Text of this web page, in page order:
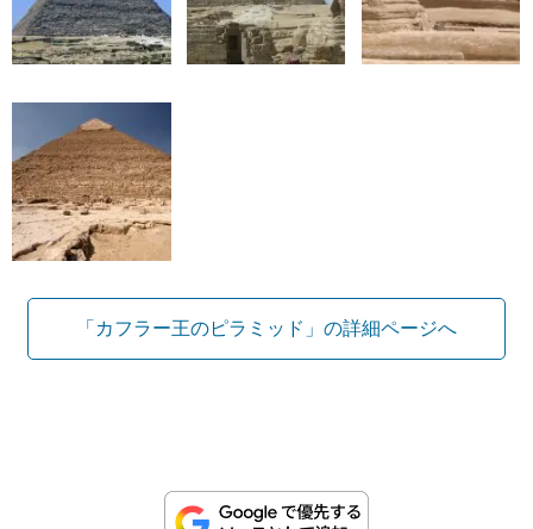
「カフラー王のピラミッド」の詳細ページへ